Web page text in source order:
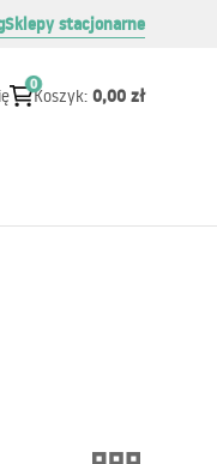
Sklepy stacjonarne
0
Koszyk: 0,00 zł